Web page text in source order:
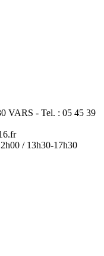
VARS - Tel. : 05 45 39
/ 13h30-17h30